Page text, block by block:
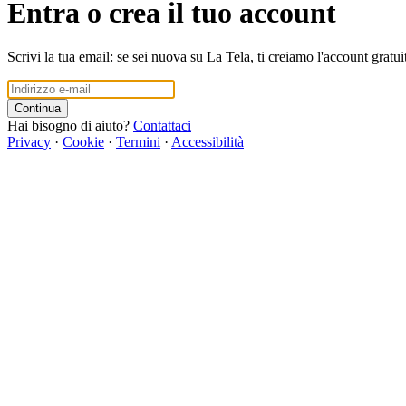
Entra o crea il tuo account
Scrivi la tua email: se sei nuova su La Tela, ti creiamo l'account
Continua
Hai bisogno di aiuto? Contattaci
Privacy · Cookie · Termini · Accessibilità